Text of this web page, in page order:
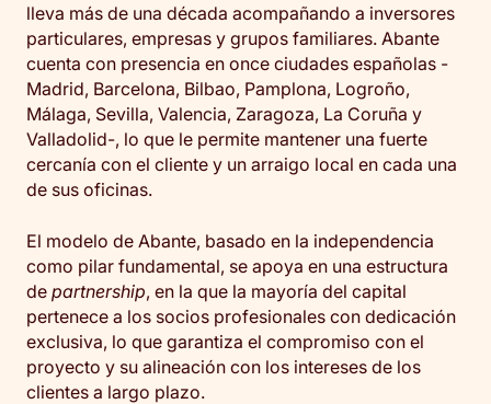
lleva más de una década acompañando a inversores
particulares, empresas y grupos familiares. Abante
cuenta con presencia en once ciudades españolas -
Madrid, Barcelona, Bilbao, Pamplona, Logroño,
Málaga, Sevilla, Valencia, Zaragoza, La Coruña y
Valladolid-, lo que le permite mantener una fuerte
cercanía con el cliente y un arraigo local en cada una
de sus oficinas.
El modelo de Abante, basado en la independencia
como pilar fundamental, se apoya en una estructura
de partnership, en la que la mayoría del capital
pertenece a los socios profesionales con dedicación
exclusiva, lo que garantiza el compromiso con el
proyecto y su alineación con los intereses de los
clientes a largo plazo.